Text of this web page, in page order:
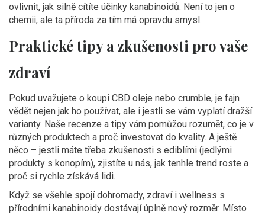
ovlivnit, jak silně cítíte účinky kanabinoidů. Není to jen o
chemii, ale ta příroda za tím má opravdu smysl.
Praktické tipy a zkušenosti pro vaše
zdraví
Pokud uvažujete o koupi CBD oleje nebo crumble, je fajn
vědět nejen jak ho používat, ale i jestli se vám vyplatí dražší
varianty. Naše recenze a tipy vám pomůžou rozumět, co je v
různých produktech a proč investovat do kvality. A ještě
něco – jestli máte třeba zkušenosti s ediblími (jedlými
produkty s konopím), zjistíte u nás, jak tenhle trend roste a
proč si rychle získává lidi.
Když se všehle spojí dohromady, zdraví i wellness s
přírodními kanabinoidy dostávají úplně nový rozměr. Místo